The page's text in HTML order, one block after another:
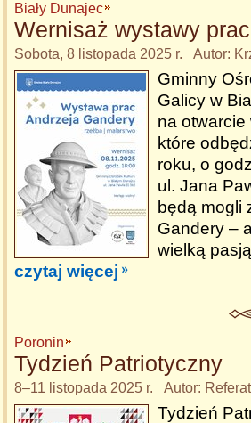
Biały Dunajec
Wernisaż wystawy
Sobota, 8 listopada 2025 r. Autor:
Gminny
Galicy w
na
które
roku, o
ul. Jana
będą mogli
Gandery –
wielką
czytaj więcej
Poronin
Tydzień Patriotyczny
8–11 listopada 2025 r. Autor:
Tydzień